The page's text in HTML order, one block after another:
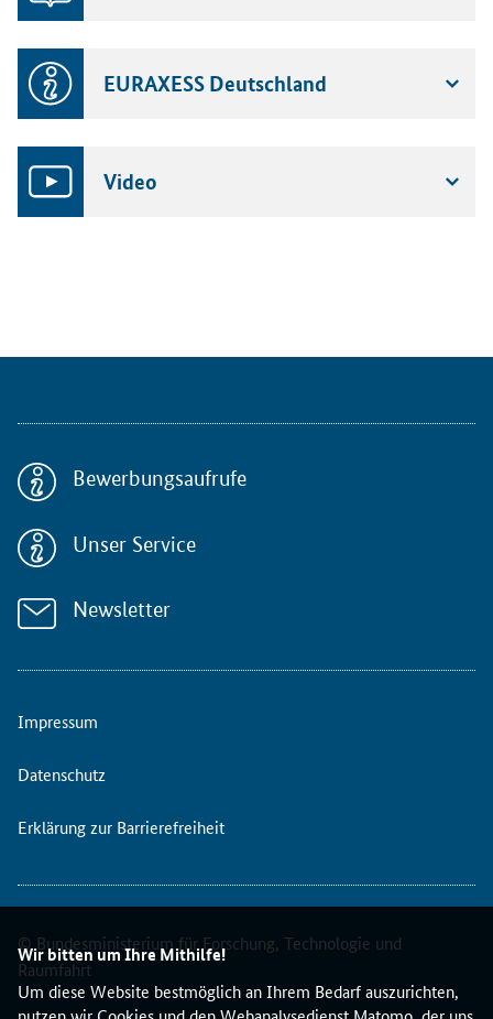
Wir bitten um Ihre Mithilfe!
Um diese Website bestmöglich an Ihrem Bedarf auszurichten,
EURAXESS Deutschland
Video
Bewerbungsaufrufe
Unser Service
Newsletter
Impressum
Datenschutz
Erklärung zur Barrierefreiheit
© Bundesministerium für Forschung, Technologie und
Raumfahrt